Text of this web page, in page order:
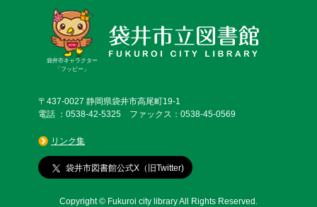
袋井市キャラクター
「フッピー」
〒437-0027 静岡県袋井市高尾町19-1
電話 ：0538-42-5325 ファックス：0538-45-0569
リンク集
袋井市図書館公式X（旧Twitter)
Copyright © Fukuroi city library All Rights Reserved.